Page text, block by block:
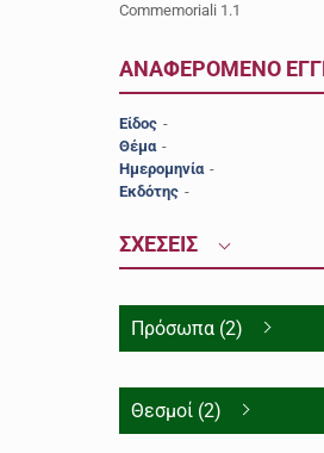
Commemoriali 1.1
ΑΝΑΦΕΡΟΜΕΝΟ
Είδος -
Θέμα -
Ημερομηνία -
Εκδότης -
ΣΧΕΣΕΙΣ
Πρόσωπα (2)
Θεσμοί (2)